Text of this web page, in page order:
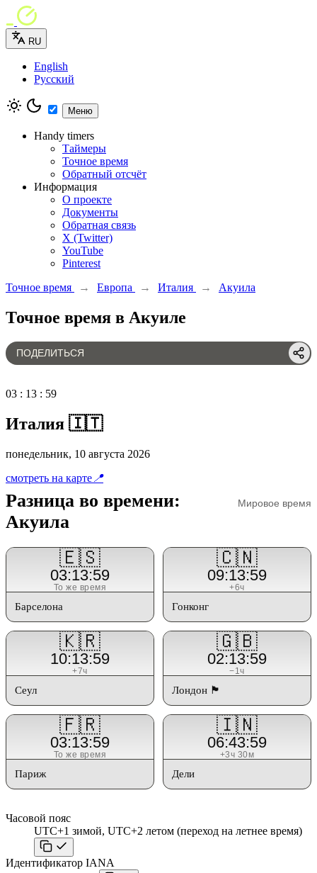
RU
English
Русский
Меню
Handy timers
Таймеры
Точное время
Обратный отсчёт
Информация
О проекте
Документы
Обратная связь
X (Twitter)
YouTube
Pinterest
Точное время
→ Европа → Италия → Акуила
Точное время в Акуиле
ПОДЕЛИТЬСЯ
03 : 13 : 59
Италия 🇮🇹
понедельник, 10 августа 2026
смотреть на карте 📍
Разница во времени:
Акуила
Мировое время
🇪🇸
03:13:59
То же время
Барселона
🇨🇳
09:13:59
+6ч
Гонконг
🇰🇷
10:13:59
+7ч
Сеул
🇬🇧
02:13:59
−1ч
Лондон 🏴󠁧󠁢󠁥󠁮󠁧󠁿
🇫🇷
03:13:59
То же время
Париж
🇮🇳
06:43:59
+3ч 30м
Дели
Часовой пояс
UTC+1 зимой, UTC+2 летом (переход на летнее время)
Идентификатор IANA